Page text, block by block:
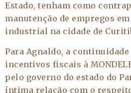
Estado, tenham como
manutenção de empregos
industrial na cidade de
Para Agnaldo, a continuidade
incentivos fiscais à
pelo governo do estado do
íntima relação com o